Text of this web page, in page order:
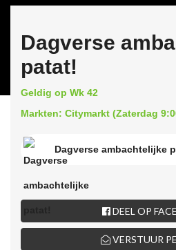
Dagverse
patat!
Geldig op Wk 42
Markten: Citymarkt (Zaterdag
Dagverse ambachtelijke
DEEL OP
VERSTUUR